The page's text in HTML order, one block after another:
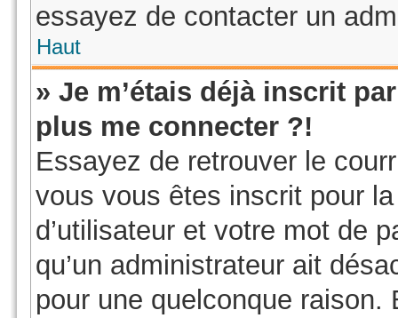
essayez de contacter un
Haut
» Je m’étais déjà inscrit
plus me connecter ?!
Essayez de retrouver le
vous vous êtes inscrit pour
d’utilisateur et votre mot de
qu’un administrateur ait
pour une quelconque